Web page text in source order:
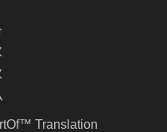
Translation